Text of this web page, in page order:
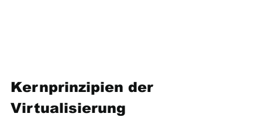
Kernprinzipien der
Virtualisierung